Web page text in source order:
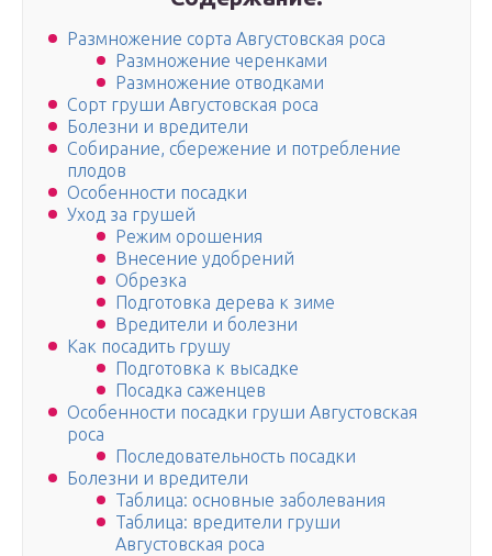
Размножение сорта Августовская роса
Размножение черенками
Размножение отводками
Сорт груши Августовская роса
Болезни и вредители
Собирание, сбережение и потребление
плодов
Особенности посадки
Уход за грушей
Режим орошения
Внесение удобрений
Обрезка
Подготовка дерева к зиме
Вредители и болезни
Как посадить грушу
Подготовка к высадке
Посадка саженцев
Особенности посадки груши Августовская
роса
Последовательность посадки
Болезни и вредители
Таблица: основные заболевания
Таблица: вредители груши
Августовская роса